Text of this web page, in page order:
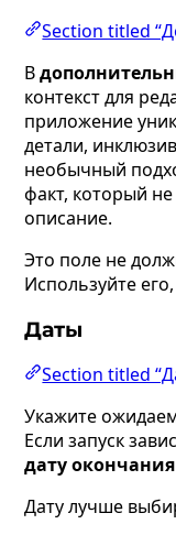
Section titled
В
контекст для
приложение
детали,
необычный
факт, который
описание.
Это поле не
Используйте
Даты
Section titled
Укажите
Если запуск
дату окончания
Дату лучше